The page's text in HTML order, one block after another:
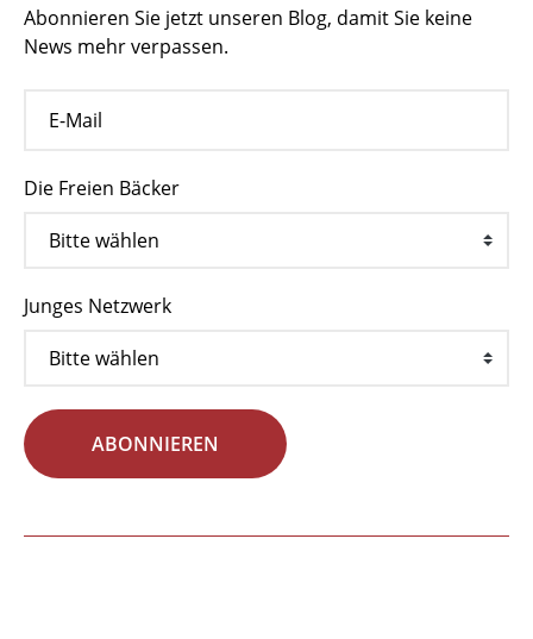
Abonnieren Sie jetzt unseren Blog, damit Sie keine
News mehr verpassen.
Die Freien Bäcker
Junges Netzwerk
ABONNIEREN